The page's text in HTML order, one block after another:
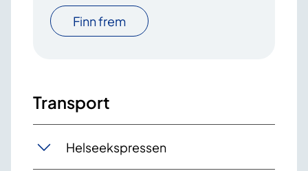
Finn frem
Transport
Helseekspressen